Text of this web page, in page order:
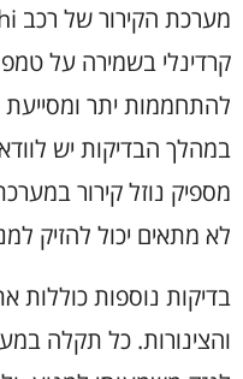
קרדינלי בשמירה על
להתחממות יתר ומסייעת
במהלך הבדיקות יש
מספיק נוזל קירור
לא מתאים יכול להזיק
בדיקות נוספות
והצינורות. כל תקלה